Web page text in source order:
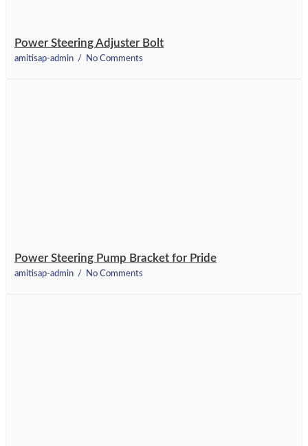
Power Steering Adjuster Bolt
amitisap-admin No Comments
Power Steering Pump Bracket for Pride
amitisap-admin No Comments